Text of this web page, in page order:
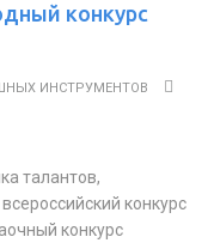
конкурс
ИНСТРУМЕНТОВ
талантов,
конкурс
конкурс